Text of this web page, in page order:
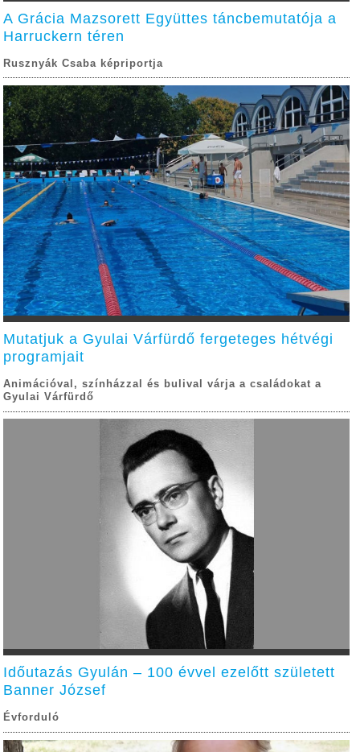
A Grácia Mazsorett Együttes táncbemutatója a
Harruckern téren
Rusznyák Csaba képriportja
Mutatjuk a Gyulai Várfürdő fergeteges hétvégi
programjait
Animációval, színházzal és bulival várja a családokat a
Gyulai Várfürdő
Időutazás Gyulán – 100 évvel ezelőtt született
Banner József
Évforduló